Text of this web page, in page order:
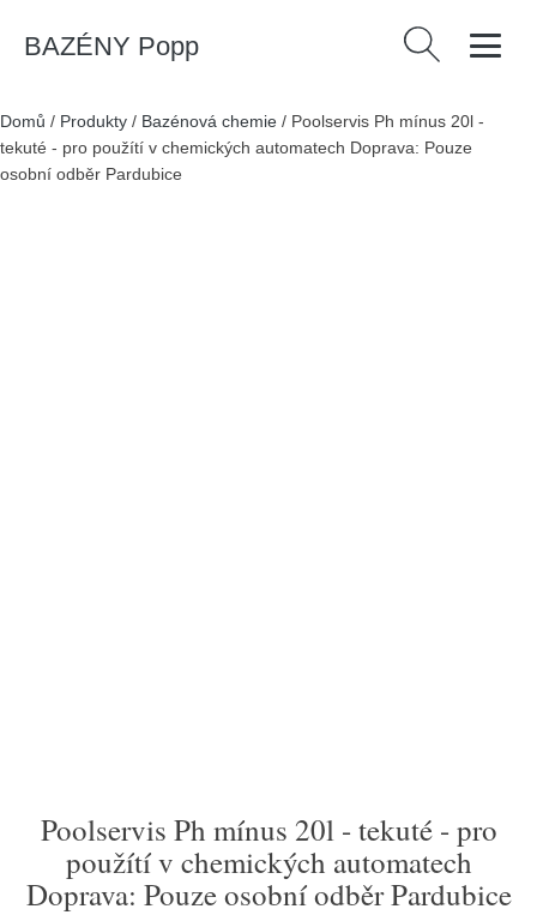
BAZÉNY Popp Vyhledávání
Domů / Produkty / Bazénová chemie / Poolservis Ph mínus 20l -
tekuté - pro použítí v chemických automatech Doprava: Pouze
osobní odběr Pardubice
Poolservis Ph mínus 20l - tekuté - pro
použítí v chemických automatech
Doprava: Pouze osobní odběr Pardubice